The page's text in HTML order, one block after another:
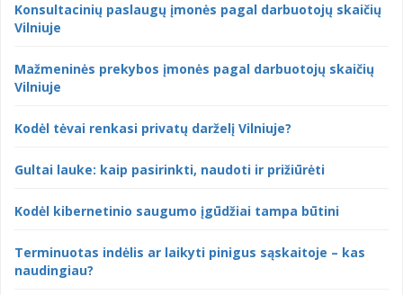
Konsultacinių paslaugų įmonės pagal darbuotojų skaičių
Vilniuje
Mažmeninės prekybos įmonės pagal darbuotojų skaičių
Vilniuje
Kodėl tėvai renkasi privatų darželį Vilniuje?
Gultai lauke: kaip pasirinkti, naudoti ir prižiūrėti
Kodėl kibernetinio saugumo įgūdžiai tampa būtini
Terminuotas indėlis ar laikyti pinigus sąskaitoje – kas
naudingiau?